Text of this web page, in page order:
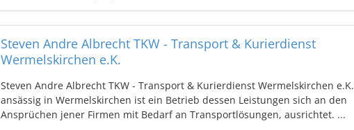
Steven Andre Albrecht TKW - Transport & Kurierdienst
Wermelskirchen e.K.
Steven Andre Albrecht TKW - Transport & Kurierdienst Wermelskirchen e.K.
ansässig in Wermelskirchen ist ein Betrieb dessen Leistungen sich an den
Ansprüchen jener Firmen mit Bedarf an Transportlösungen, ausrichtet. ...